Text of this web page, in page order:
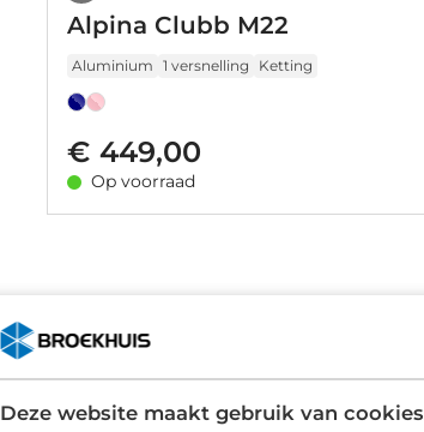
Deze website maakt gebruik van cookies
Alpina Clubb M22
Aluminium 1 versnelling Ketting
€ 449,00
Op voorraad